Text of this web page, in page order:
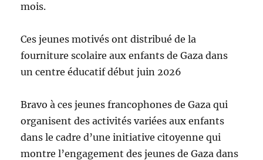
mois.
Ces jeunes motivés ont distribué de la
fourniture scolaire aux enfants de Gaza dans
un centre éducatif début juin 2026
Bravo à ces jeunes francophones de Gaza qui
organisent des activités variées aux enfants
dans le cadre d’une initiative citoyenne qui
montre l’engagement des jeunes de Gaza dans